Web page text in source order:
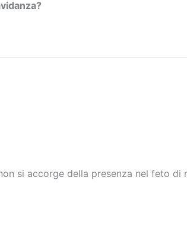
si accorge della presenza nel feto di